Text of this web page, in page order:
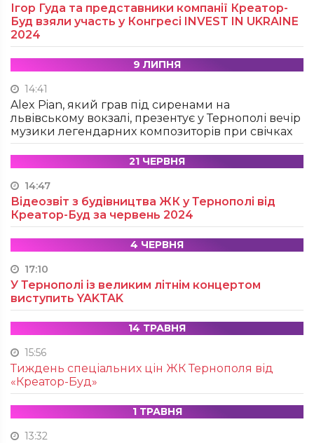
Ігор Гуда та представники компанії Креатор-
Буд взяли участь у Конгресі INVEST IN UKRAINE
2024
9 ЛИПНЯ
14:41
Alex Pian, який грав під сиренами на
львівському вокзалі, презентує у Тернополі вечір
музики легендарних композиторів при свічках
21 ЧЕРВНЯ
14:47
Відеозвіт з будівництва ЖК у Тернополі від
Креатор-Буд за червень 2024
4 ЧЕРВНЯ
17:10
У Тернополі із великим літнім концертом
виступить YAKTAK
14 ТРАВНЯ
15:56
Тиждень спеціальних цін ЖК Тернополя від
«Креатор-Буд»
1 ТРАВНЯ
13:32